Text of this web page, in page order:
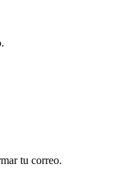
tu correo.